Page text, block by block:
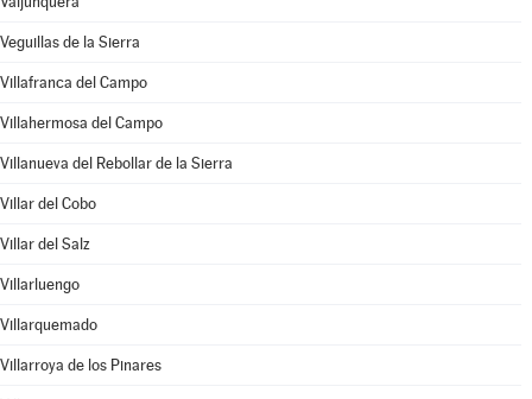
Veguillas de la Sierra
Villafranca del Campo
Villahermosa del Campo
Villanueva del Rebollar de la Sierra
Villar del Cobo
Villar del Salz
Villarluengo
Villarquemado
Villarroya de los Pinares